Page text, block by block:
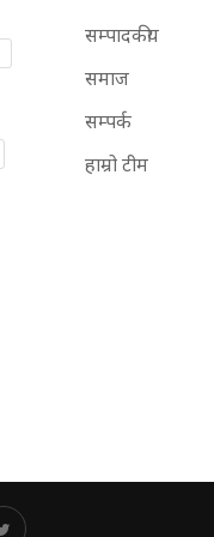
सम्पादकीय
समाज
सम्पर्क
हाम्रो टीम